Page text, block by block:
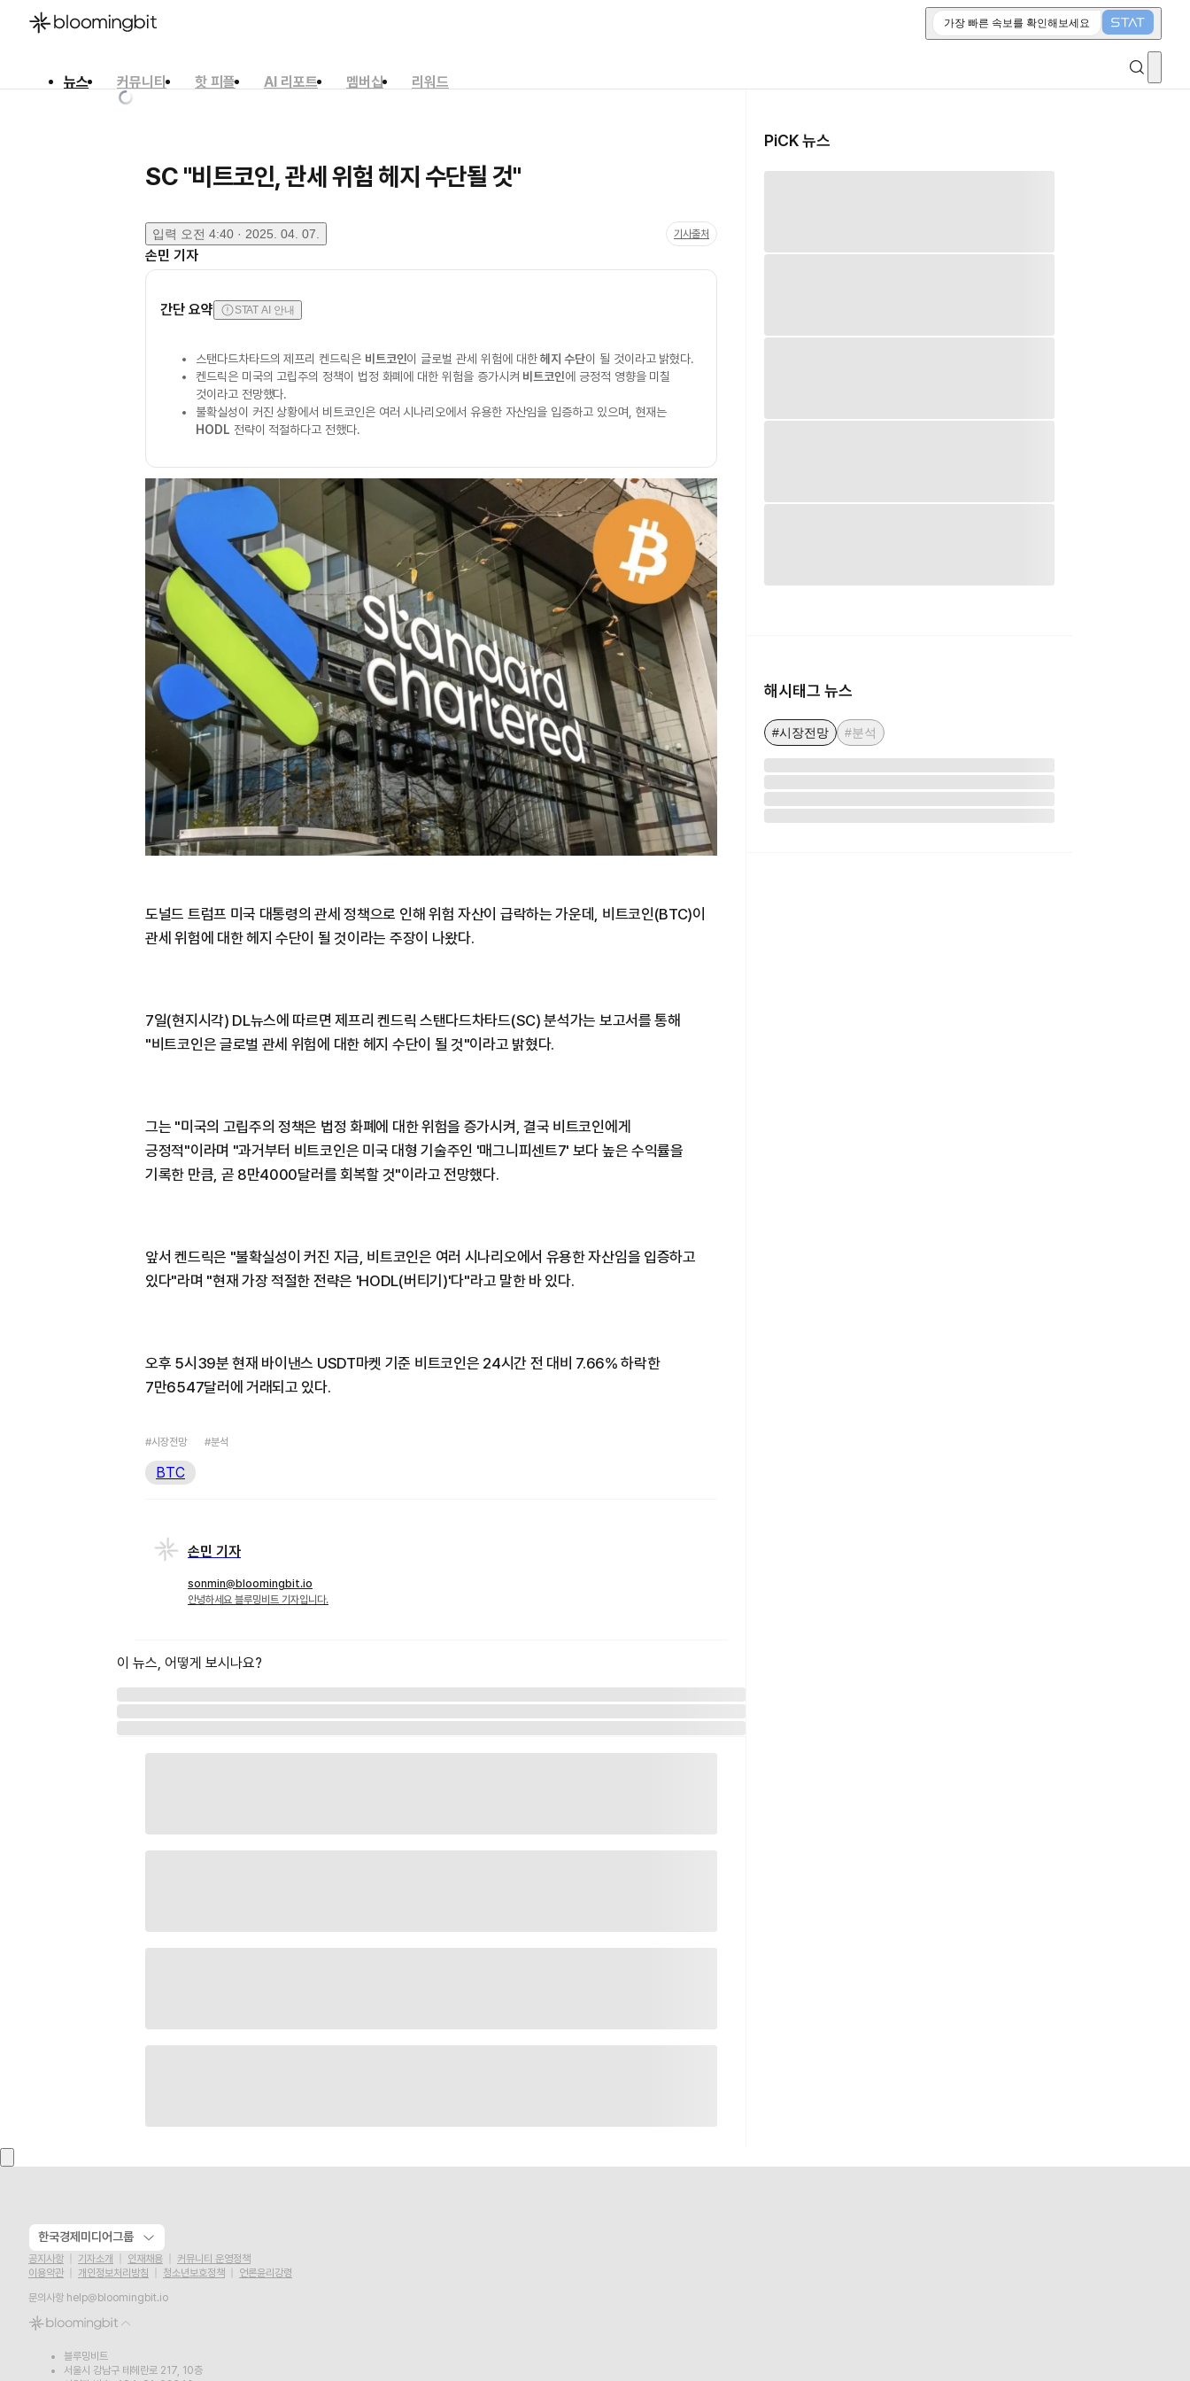
가장 빠른 속보를 확인해보세요
뉴스 커뮤니티 핫 피플 AI 리포트 멤버십
리워드
SC "비트코인, 관세 위험 헤지 수단될 것"
입력 오전 4:40 · 2025. 04. 07. 기사출처
손민 기자
간단 요약 STAT AI 안내
스탠다드차타드의 제프리 켄드릭은 비트코인이 글로벌 관세 위험에 대한헤지 수단이 될 것이라고 밝혔다.
켄드릭은 미국의 고립주의 정책이 법정 화폐에 대한 위험을 증가시켜 비트코인에 긍정적 영향을 미칠
것이라고 전망했다.
불확실성이 커진 상황에서 비트코인은 여러 시나리오에서 유용한 자산임을 입증하고 있으며, 현재는
HODL 전략이 적절하다고 전했다.
도널드 트럼프 미국 대통령의 관세 정책으로 인해 위험 자산이 급락하는 가운데, 비트코인(BTC)이
관세 위험에 대한 헤지 수단이 될 것이라는 주장이 나왔다.
7일(현지시각) DL뉴스에 따르면 제프리 켄드릭 스탠다드차타드(SC) 분석가는 보고서를 통해
"비트코인은 글로벌 관세 위험에 대한 헤지 수단이 될 것"이라고 밝혔다.
그는 "미국의 고립주의 정책은 법정 화폐에 대한 위험을 증가시켜, 결국 비트코인에게
긍정적"이라며 "과거부터 비트코인은 미국 대형 기술주인 '매그니피센트7' 보다 높은 수익률을
기록한 만큼, 곧 8만4000달러를 회복할 것"이라고 전망했다.
앞서 켄드릭은 "불확실성이 커진 지금, 비트코인은 여러 시나리오에서 유용한 자산임을 입증하고
있다"라며 "현재 가장 적절한 전략은 'HODL(버티기)'다"라고 말한 바 있다.
오후 5시39분 현재 바이낸스 USDT마켓 기준 비트코인은 24시간 전 대비 7.66% 하락한
7만6547달러에 거래되고 있다.
#시장전망 #분석
BTC
손민 기자
sonmin@bloomingbit.io
안녕하세요 블루밍비트 기자입니다.
이 뉴스, 어떻게 보시나요?
PiCK 뉴스
해시태그 뉴스
#시장전망 #분석
한국경제미디어그룹
공지사항 기자소개 인재채용
커뮤니티 운영정책
이용약관
개인정보처리방침 청소년보호정책
언론윤리강령
문의사항 help@bloomingbit.io
블루밍비트
서울시 강남구 테헤란로 217, 10층